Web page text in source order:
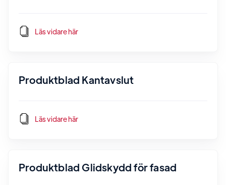
Läs vidare här
Produktblad Kantavslut
Läs vidare här
Produktblad Glidskydd för fasad